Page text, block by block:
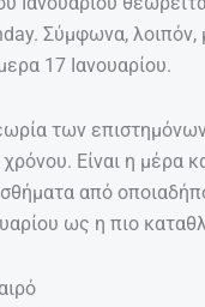
Σύμφωνα, λοιπόν,
17 Ιανουαρίου.
των
Είναι η μέρα
από
ως η πιο